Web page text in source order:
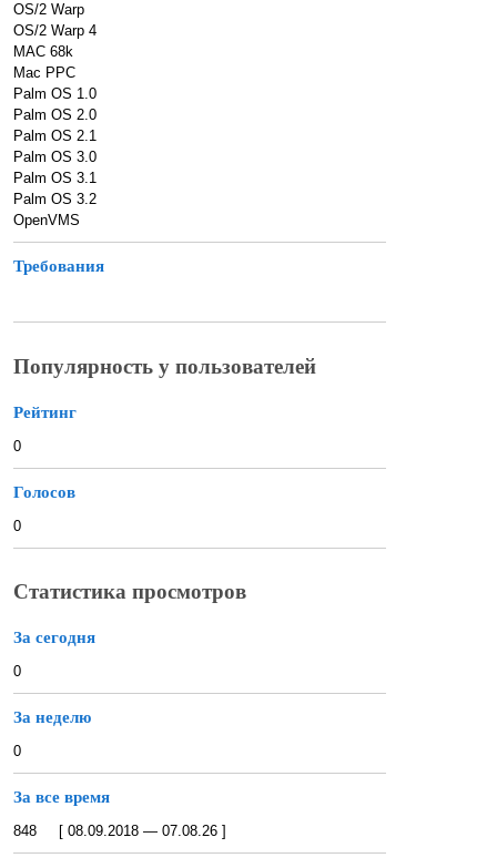
OS/2 Warp
OS/2 Warp 4
MAC 68k
Mac PPC
Palm OS 1.0
Palm OS 2.0
Palm OS 2.1
Palm OS 3.0
Palm OS 3.1
Palm OS 3.2
OpenVMS
Требования
Популярность у пользователей
Рейтинг
0
Голосов
0
Статистика просмотров
За сегодня
0
За неделю
0
За все время
848 [ 08.09.2018 — 07.08.26 ]